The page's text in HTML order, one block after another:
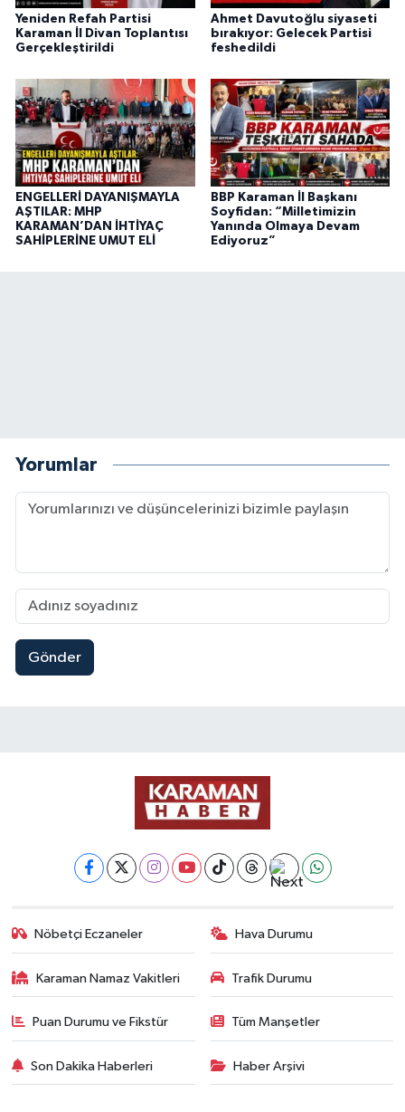
Yeniden Refah Partisi
Karaman İl Divan Toplantısı
Gerçekleştirildi
Ahmet Davutoğlu siyaseti
bırakıyor: Gelecek Partisi
feshedildi
ENGELLERİ DAYANIŞMAYLA
AŞTILAR: MHP
KARAMAN’DAN İHTİYAÇ
SAHİPLERİNE UMUT ELİ
BBP Karaman İl Başkanı
Soyfidan: “Milletimizin
Yanında Olmaya Devam
Ediyoruz”
Yorumlar
Gönder
Nöbetçi Eczaneler Hava Durumu
Karaman Namaz Vakitleri Trafik Durumu
Puan Durumu ve Fikstür Tüm Manşetler
Son Dakika Haberleri Haber Arşivi